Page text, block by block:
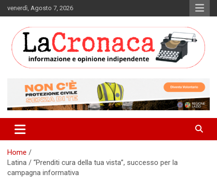
to
venerdì, Agosto 7, 2026
La Cronaca Quotidiano
Home
Latina / “Prenditi cura della tua vista”, successo per la
campagna informativa